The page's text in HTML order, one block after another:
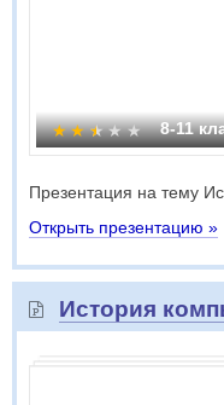
8-11
Презентация на тему
Открыть презентацию »
История